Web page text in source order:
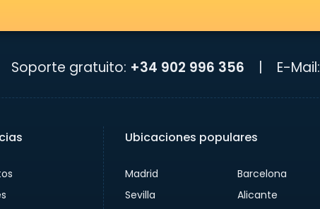
Soporte gratuito: +34 902 996 356 E-Mail:
Ubicaciones populares
Madrid
Barcelona
Sevilla
Alicante